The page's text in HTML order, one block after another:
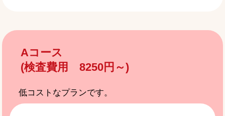
Aコース
(検査費用 8250円～)
低コストなプランです。